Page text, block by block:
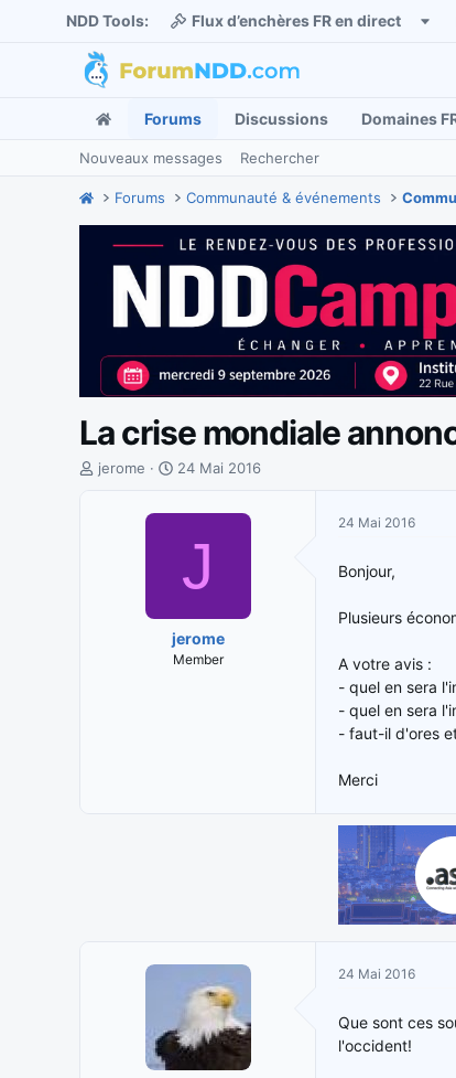
NDD Tools: Flux d’enchères FR en direct
Forums Discussions Domaines
Nouveaux messages Rechercher
Forums Communauté & événements
La crise mondiale
Ijerome
D
t
e
é
b
u
24 Mai 2016
J
jerome
Member
24 Mai 2016
Bonjour,
Plusieurs
A votre avis :
- quel en sera
- quel en sera
- faut-il d'ores
Merci
24 Mai 2016
Que sont ces
l'occident!